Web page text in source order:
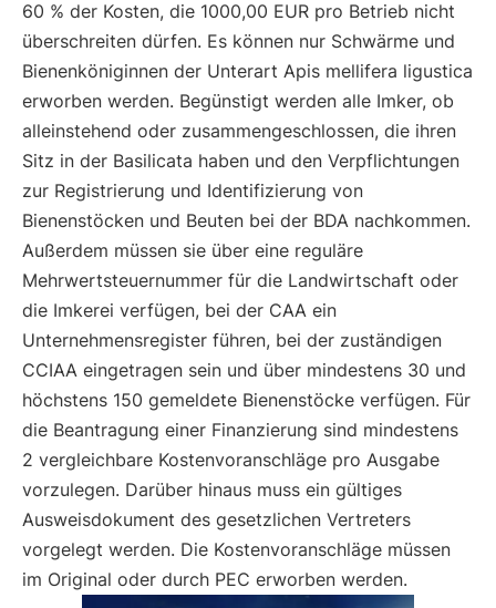
60 % der Kosten, die 1000,00 EUR pro Betrieb nicht
überschreiten dürfen. Es können nur Schwärme und
Bienenköniginnen der Unterart Apis mellifera ligustica
erworben werden. Begünstigt werden alle Imker, ob
alleinstehend oder zusammengeschlossen, die ihren
Sitz in der Basilicata haben und den Verpflichtungen
zur Registrierung und Identifizierung von
Bienenstöcken und Beuten bei der BDA nachkommen.
Außerdem müssen sie über eine reguläre
Mehrwertsteuernummer für die Landwirtschaft oder
die Imkerei verfügen, bei der CAA ein
Unternehmensregister führen, bei der zuständigen
CCIAA eingetragen sein und über mindestens 30 und
höchstens 150 gemeldete Bienenstöcke verfügen. Für
die Beantragung einer Finanzierung sind mindestens
2 vergleichbare Kostenvoranschläge pro Ausgabe
vorzulegen. Darüber hinaus muss ein gültiges
Ausweisdokument des gesetzlichen Vertreters
vorgelegt werden. Die Kostenvoranschläge müssen
im Original oder durch PEC erworben werden.